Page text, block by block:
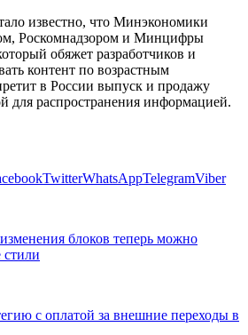
известно, что Минэкономики
Роскомнадзором и Минцифры
обяжет разработчиков и
контент по возрастным
в России выпуск и продажу
для распространения информацией.
TwitterWhatsAppTelegramViber
блоков теперь можно
стили
с оплатой за внешние переходы в